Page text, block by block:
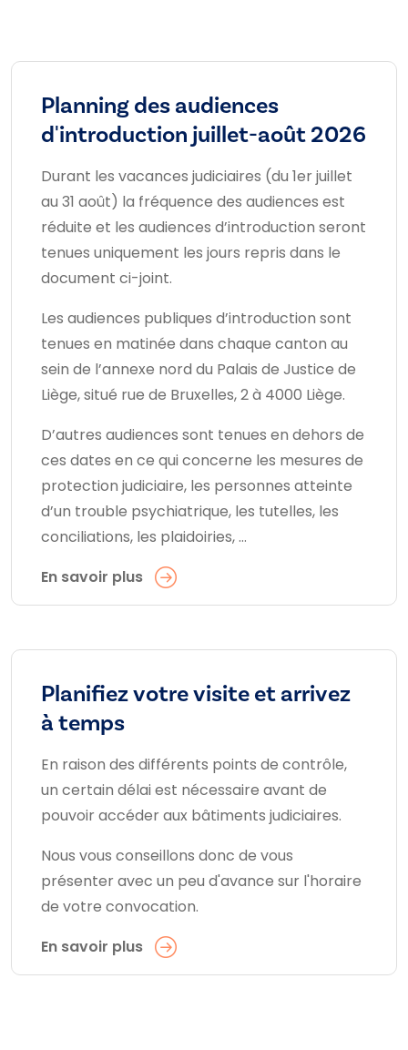
Planning des audiences
d'introduction juillet-août 2026
Durant les vacances judiciaires (du 1er juillet
au 31 août) la fréquence des audiences est
réduite et les audiences d’introduction seront
tenues uniquement les jours repris dans le
document ci-joint.
Les audiences publiques d’introduction sont
tenues en matinée dans chaque canton au
sein de l’annexe nord du Palais de Justice de
Liège, situé rue de Bruxelles, 2 à 4000 Liège.
D’autres audiences sont tenues en dehors de
ces dates en ce qui concerne les mesures de
protection judiciaire, les personnes atteinte
d’un trouble psychiatrique, les tutelles, les
conciliations, les plaidoiries, …
En savoir plus
Planifiez votre visite et arrivez
à temps
En raison des différents points de contrôle,
un certain délai est nécessaire avant de
pouvoir accéder aux bâtiments judiciaires.
Nous vous conseillons donc de vous
présenter avec un peu d'avance sur l'horaire
de votre convocation.
En savoir plus